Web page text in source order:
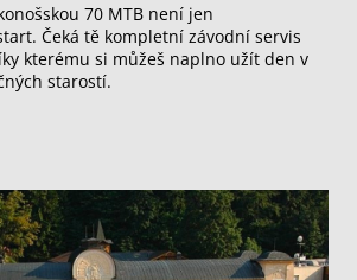
70 MTB není jen
Čeká tě kompletní závodní servis
kterému si můžeš naplno užít den v
starostí.